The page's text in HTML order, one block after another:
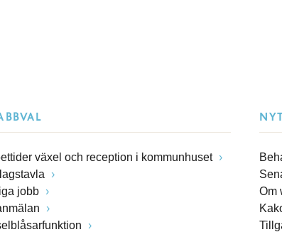
växel och reception i kommunhuset
jobb
Om